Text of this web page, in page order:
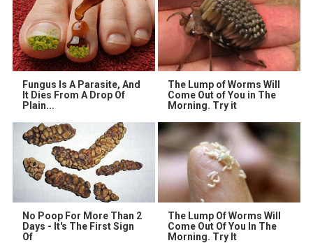
Fungus Is A Parasite, And
It Dies From A Drop Of
Plain...
The Lump of Worms Will
Come Out of You in The
Morning. Try it
No Poop For More Than 2
Days - It's The First Sign
Of
The Lump Of Worms Will
Come Out Of You In The
Morning. Try It